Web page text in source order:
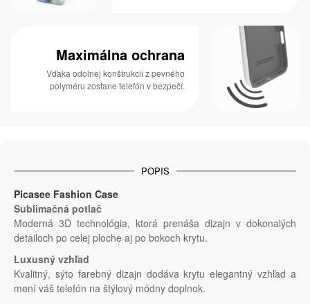
Maximálna ochrana
Vďaka odolnej konštrukcii z pevného
polyméru zostane telefón v bezpečí.
POPIS
Picasee Fashion Case
Sublimačná potlač
Moderná 3D technológia, ktorá prenáša dizajn v dokonalých
detailoch po celej ploche aj po bokoch krytu.
Luxusný vzhľad
Kvalitný, sýto farebný dizajn dodáva krytu elegantný vzhľad a
mení váš telefón na štýlový módny doplnok.